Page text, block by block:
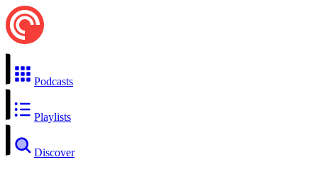
Podcasts
Playlists
Discover